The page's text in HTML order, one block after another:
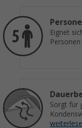
Eignet
Personen
Sorgt für